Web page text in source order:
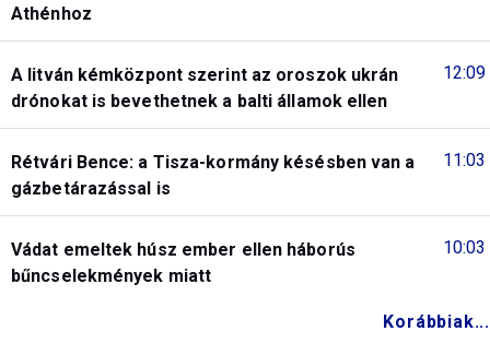
Athénhoz
12:09
A litván kémközpont szerint az oroszok ukrán
drónokat is bevethetnek a balti államok ellen
11:03
Rétvári Bence: a Tisza-kormány késésben van a
gázbetárazással is
10:03
Vádat emeltek húsz ember ellen háborús
bűncselekmények miatt
Korábbiak...